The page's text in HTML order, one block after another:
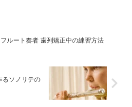
フルート奏者 歯列矯正中の練習方法
るソノリテの